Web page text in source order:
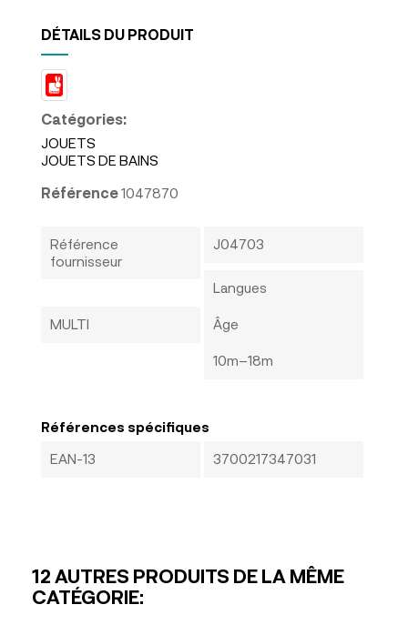
DÉTAILS DU PRODUIT
Catégories:
JOUETS
JOUETS DE BAINS
Référence1047870
Référence
fournisseur
J04703
Langues
MULTI Âge
10m–18m
Références spécifiques
EAN-13
3700217347031
12 AUTRES PRODUITS DE LA MÊME
CATÉGORIE: